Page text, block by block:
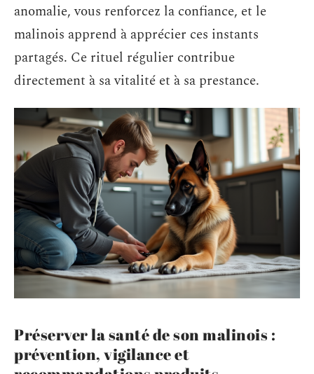
anomalie, vous renforcez la confiance, et le
malinois apprend à apprécier ces instants
partagés. Ce rituel régulier contribue
directement à sa vitalité et à sa prestance.
Préserver la santé de son malinois :
prévention, vigilance et